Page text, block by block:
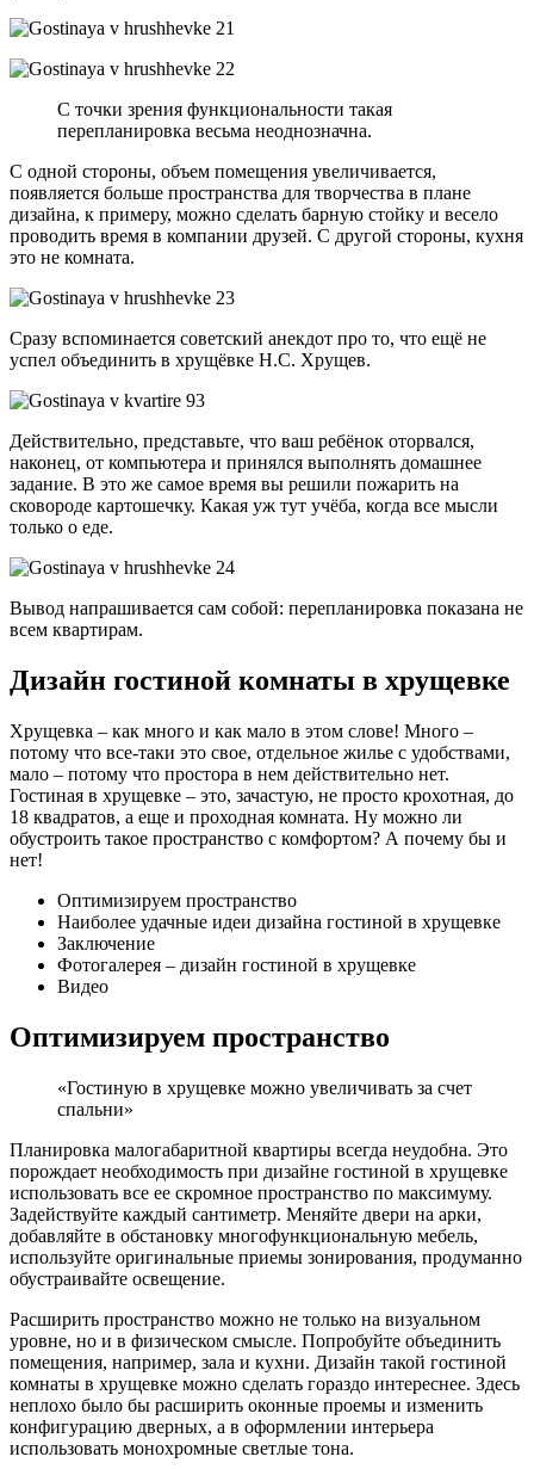
С точки зрения функциональности такая
перепланировка весьма неоднозначна.
С одной стороны, объем помещения увеличивается,
появляется больше пространства для творчества в плане
дизайна, к примеру, можно сделать барную стойку и весело
проводить время в компании друзей. С другой стороны, кухня
это не комната.
Сразу вспоминается советский анекдот про то, что ещё не
успел объединить в хрущёвке Н.С. Хрущев.
Действительно, представьте, что ваш ребёнок оторвался,
наконец, от компьютера и принялся выполнять домашнее
задание. В это же самое время вы решили пожарить на
сковороде картошечку. Какая уж тут учёба, когда все мысли
только о еде.
Вывод напрашивается сам собой: перепланировка показана не
всем квартирам.
Дизайн гостиной комнаты в хрущевке
Хрущевка – как много и как мало в этом слове! Много –
потому что все-таки это свое, отдельное жилье с удобствами,
мало – потому что простора в нем действительно нет.
Гостиная в хрущевке – это, зачастую, не просто крохотная, до
18 квадратов, а еще и проходная комната. Ну можно ли
обустроить такое пространство с комфортом? А почему бы и
нет!
Оптимизируем пространство
Наиболее удачные идеи дизайна гостиной в хрущевке
Заключение
Фотогалерея – дизайн гостиной в хрущевке
Видео
Оптимизируем пространство
«Гостиную в хрущевке можно увеличивать за счет
спальни»
Планировка малогабаритной квартиры всегда неудобна. Это
порождает необходимость при дизайне гостиной в хрущевке
использовать все ее скромное пространство по максимуму.
Задействуйте каждый сантиметр. Меняйте двери на арки,
добавляйте в обстановку многофункциональную мебель,
используйте оригинальные приемы зонирования, продуманно
обустраивайте освещение.
Расширить пространство можно не только на визуальном
уровне, но и в физическом смысле. Попробуйте объединить
помещения, например, зала и кухни. Дизайн такой гостиной
комнаты в хрущевке можно сделать гораздо интереснее. Здесь
неплохо было бы расширить оконные проемы и изменить
конфигурацию дверных, а в оформлении интерьера
использовать монохромные светлые тона.